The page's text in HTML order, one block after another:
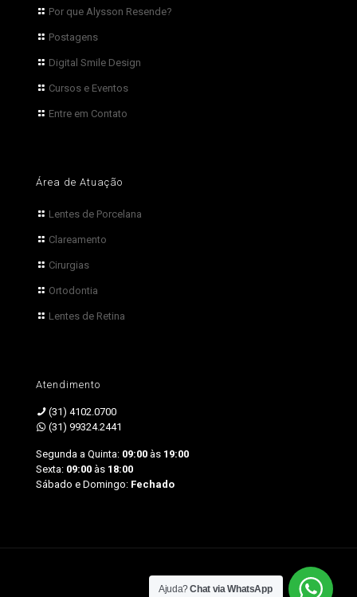
Por que Alysson Resende?
Postagens
Digital Smile Design
Cursos e Eventos
Entre em Contato
Área de Atuação
Lentes de Porcelana
Clareamento
Cirurgias
Ortodontia
Lentes de Retina
Atendimento
(31) 4102.0700
(31) 99324.2441
Segunda a Quinta: 09:00 às 19:00
Sexta: 09:00 às 18:00
Sábado e Domingo: Fechado
Ajuda?Chat via WhatsApp